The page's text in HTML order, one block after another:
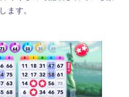
ます。